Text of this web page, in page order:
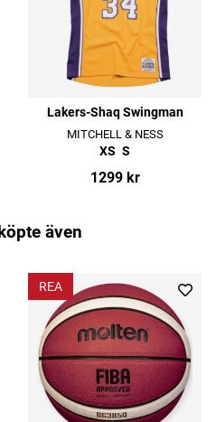
Lakers-Shaq Swingman
MITCHELL & NESS
XS S
1299 kr
även
REA